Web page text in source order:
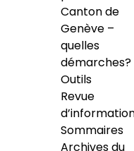
Canton de
Genève –
quelles
démarches?
Outils
Revue
Sommaires
Archives du